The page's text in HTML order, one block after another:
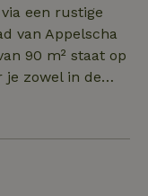
Verder heeft
waarvan twee
moderne
wastafel en een
de tuin genieten
trampoline,
De tuin
een rustige
van Appelscha
90 m² staat op
je zowel in de
kunt
in. Deze
voor